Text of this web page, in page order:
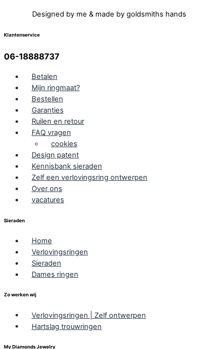
Designed by me & made by goldsmiths hands
Klantenservice
06-18888737
Betalen
Mijn ringmaat?
Bestellen
Garanties
Ruilen en retour
FAQ vragen
cookies
Design patent
Kennisbank sieraden
Zelf een verlovingsring ontwerpen
Over ons
vacatures
Sieraden
Home
Verlovingsringen
Sieraden
Dames ringen
Zo werken wij
Verlovingsringen | Zelf ontwerpen
Hartslag trouwringen
My Diamonds Jewelry